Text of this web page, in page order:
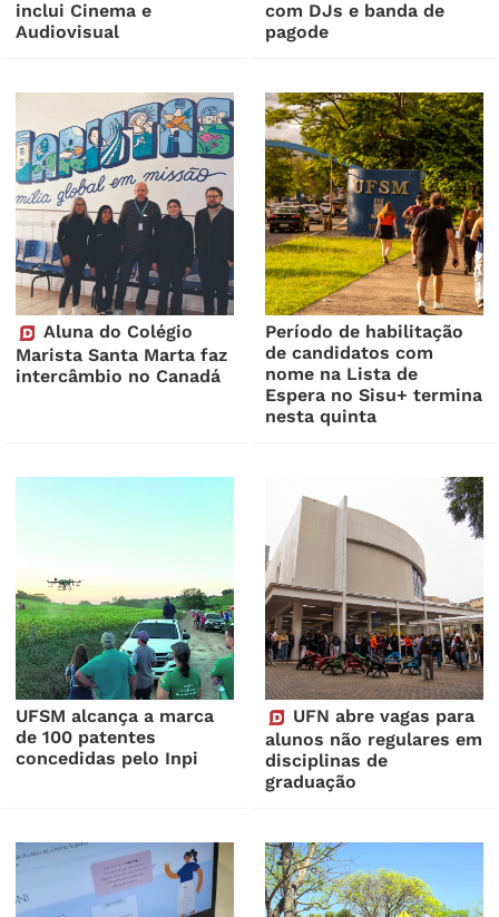
inclui Cinema e
Audiovisual
com DJs e banda de
pagode
Aluna do Colégio
Marista Santa Marta faz
intercâmbio no Canadá
Período de habilitação
de candidatos com
nome na Lista de
Espera no Sisu+ termina
nesta quinta
UFSM alcança a marca
de 100 patentes
concedidas pelo Inpi
UFN abre vagas para
alunos não regulares em
disciplinas de
graduação